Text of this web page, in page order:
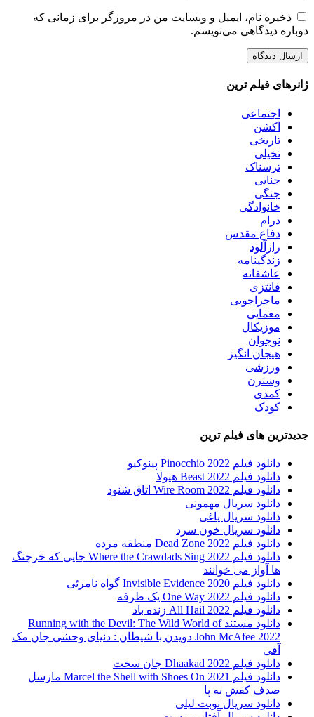
ذخیره نام، ایمیل و وبسایت من در مرورگر برای زمانی که
دوباره دیدگاهی می‌نویسم.
ژانرهای فیلم ترین
اجتماعی
اکشن
تاریخی
تخیلی
ترسناک
جنایی
جنگی
خانوادگی
درام
دفاع مقدس
رازآلود
زندگینامه
عاشقانه
فانتزی
ماجراجویی
معمایی
موزیکال
نوجوان
هیجان انگیز
ورزشی
وسترن
کمدی
کودک
جدیدترین های فیلم ترین
دانلود فیلم Pinocchio 2022 پینوکیو
دانلود فیلم Beast 2022 هیولا
دانلود فیلم Wire Room 2022 اتاق شنود
دانلود سریال مهمونی
دانلود سریال یاغی
دانلود سریال خون سرد
دانلود فیلم 2022 Dead Zone منطقه مرده
دانلود فیلم Where the Crawdads Sing 2022 جایی که خرچنگ
ها آواز می خوانند
دانلود فیلم 2020 Invisible Evidence گواه نامرئی
دانلود فیلم One Way 2022 یک طرفه
دانلود فیلم All Hail 2022 زنده باد
دانلود مستند Running with the Devil: The Wild World of
John McAfee 2022 دویدن با شیطان : دنیای وحشی جان مک
آفی
دانلود فیلم Dhaakad 2022 جان سخت
دانلود فیلم Marcel the Shell with Shoes On 2021 مارسل
صدف کفش به پا
دانلود سریال نوبت لیلی